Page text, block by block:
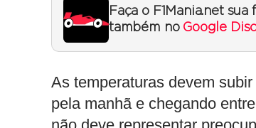
Faça o F1Mania.net
também no Google
As temperaturas devem
pela manhã e chegando